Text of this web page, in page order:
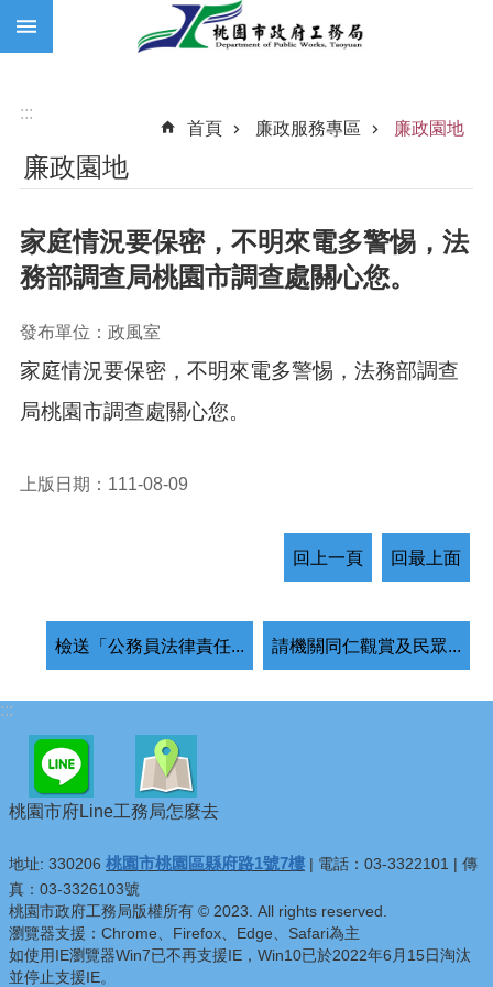
跳到主要內容區塊
:::
首頁
廉政服務專區 廉政園地
廉政園地
家庭情況要保密，不明來電多警惕，法
務部調查局桃園市調查處關心您。
發布單位：政風室
家庭情況要保密，不明來電多警惕，法務部調查
局桃園市調查處關心您。
上版日期：111-08-09
回上一頁 回最上面
檢送「公務員法律責任... 請機關同仁觀賞及民眾...
:::
桃園市府Line工務局怎麼去
地址: 330206 桃園市桃園區縣府路1號7樓 | 電話：03-3322101 | 傳
真：03-3326103號
桃園市政府工務局版權所有 © 2023. All rights reserved.
瀏覽器支援：Chrome、Firefox、Edge、Safari為主
如使用IE瀏覽器Win7已不再支援IE，Win10已於2022年6月15日淘汰
並停止支援IE。